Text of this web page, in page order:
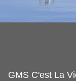
GMS C'est La